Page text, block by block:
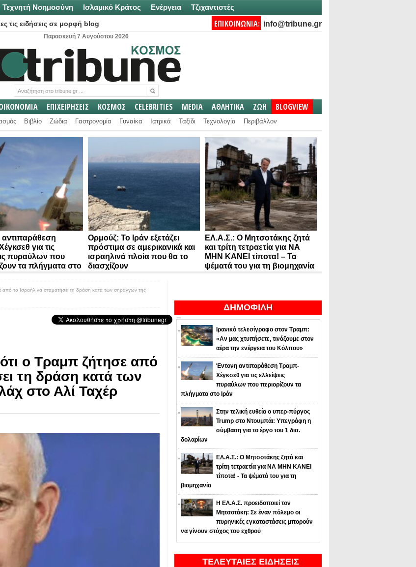
Τεχνητή Νοημοσύνη Ισλαμικό Κράτος Ενέργεια Τζιχαντιστές
τις ειδήσεις σε μορφή blog ΕΠΙΚΟΙΝΩΝΙΑ: info@tribune.gr
Παρασκευή 7 Αυγούστου 2026
ΕΠΙΧΕΙΡΗΣΕΙΣ ΚΟΣΜΟΣ CELEBRITIES MEDIA ΑΘΛΗΤΙΚΑ ΖΩΗ BLOGVIEW
Βιβλίο Ζώδια Γαστρονομία Γυναίκα Ιατρικά Ταξίδι Τεχνολογία Περιβάλλον
για τις
πυραύλων που
τα πλήγματα στο
Ορμούζ: Το Ιράν εξετάζει
πρόστιμα σε αμερικανικά και
ισραηλινά πλοία που θα το
διασχίζουν
ΕΛ.Α.Σ.: Ο Μητσοτάκης ζητά
και τρίτη τετραετία για ΝΑ
ΜΗΝ ΚΑΝΕΙ τίποτα! – Τα
ψέματά του για τη βιομηχανία
ΔΗΜΟΦΙΛΗ
Ιρανικό τελεσίγραφο στον Τραμπ:
«Αν μας χτυπήσετε, τινάζουμε στον
αέρα την ενέργεια του Κόλπου»
Έντονη αντιπαράθεση Τραμπ-
Χέγκσεθ για τις ελλείψεις
πυραύλων που περιορίζουν τα
πλήγματα στο Ιράν
Στην τελική ευθεία ο υπερ-πύργος
Trump στο Ντουμπάι: Υπεγράφη η
σύμβαση για το έργο του 1 δισ.
δολαρίων
ΕΛ.Α.Σ.: Ο Μητσοτάκης ζητά και
τρίτη τετραετία για ΝΑ ΜΗΝ ΚΑΝΕΙ
τίποτα! - Τα ψέματά του για τη
βιομηχανία
Η ΕΛ.Α.Σ. προειδοποιεί τον
Μητσοτάκη: Σε έναν πόλεμο οι
πυρηνικές εγκαταστάσεις μπορούν
να γίνουν στόχος του εχθρού
ΤΕΛΕΥΤΑΙΕΣ ΕΙΔΗΣΕΙΣ
από το Ισραήλ να σταματήσει τη δράση κατά των σηράγγων της
ο Τραμπ ζήτησε από
τη δράση κατά των
στο Αλί Ταχέρ